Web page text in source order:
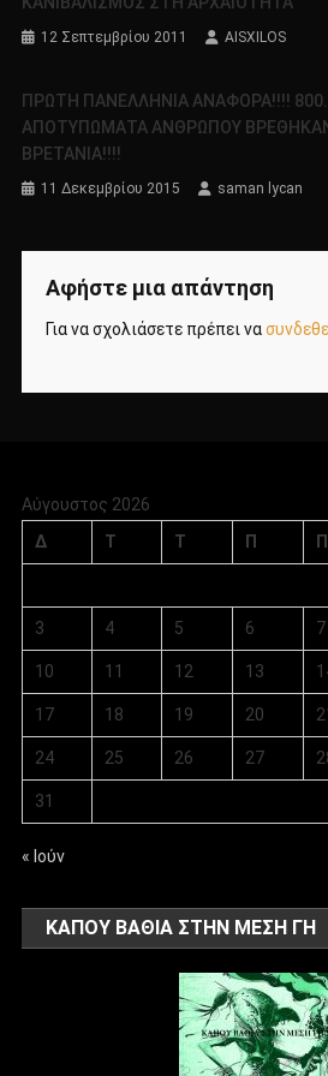
12 Σεπτεμβρίου 2011 AISXILOS
ΠΡΩΤΗ ΠΑΝΕΛΛΗΝΙΑ ΑΝΑΦΟΡΑ!!!!
ΑΠΟΤΥΠΩΜΑΤΑ ΑΝΘΡΩΠΟΥ
ΒΡΕΤΑΝΙΑ!!!!
11 Δεκεμβρίου 2015 saman lycan
Αφήστε μια απάντηση
Για να σχολιάσετε πρέπει να
Αύγουστος 2026
Δ
Τ Τ Π Π
3 4 5 6 7
10 11 12 13
17 18 19 20
24 25 26 27
31
« Ιούν
ΚΑΠΟΥ ΒΑΘΙΑ ΣΤΗΝ ΜΕΣΗ ΓΗ